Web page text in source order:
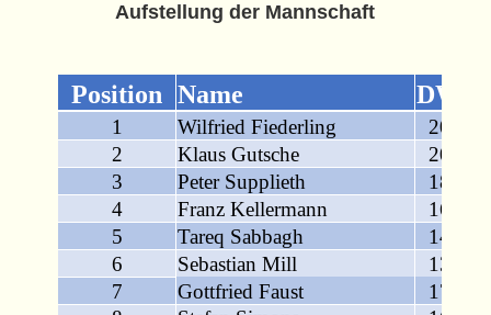
Aufstellung der Mannschaft